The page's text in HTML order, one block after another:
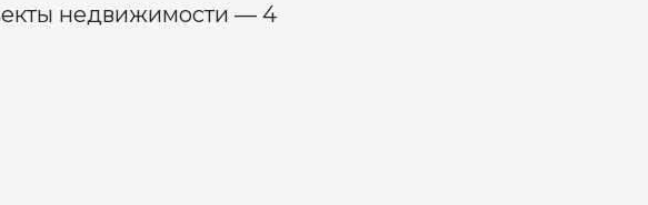
недвижимости — 4